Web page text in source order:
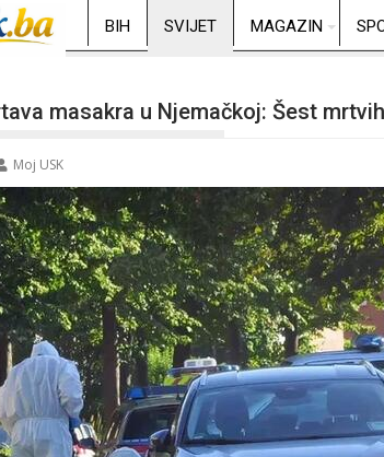
BIH SVIJET MAGAZIN
masakra u Njemačkoj: Šest
Moj USK